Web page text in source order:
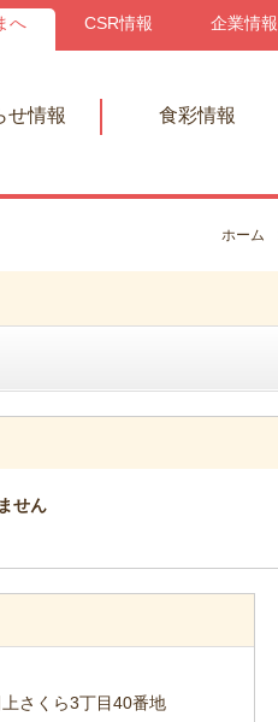
へ CSR情報 企業情報
せ情報 食彩情報
ホーム
せん
さくら3丁目40番地